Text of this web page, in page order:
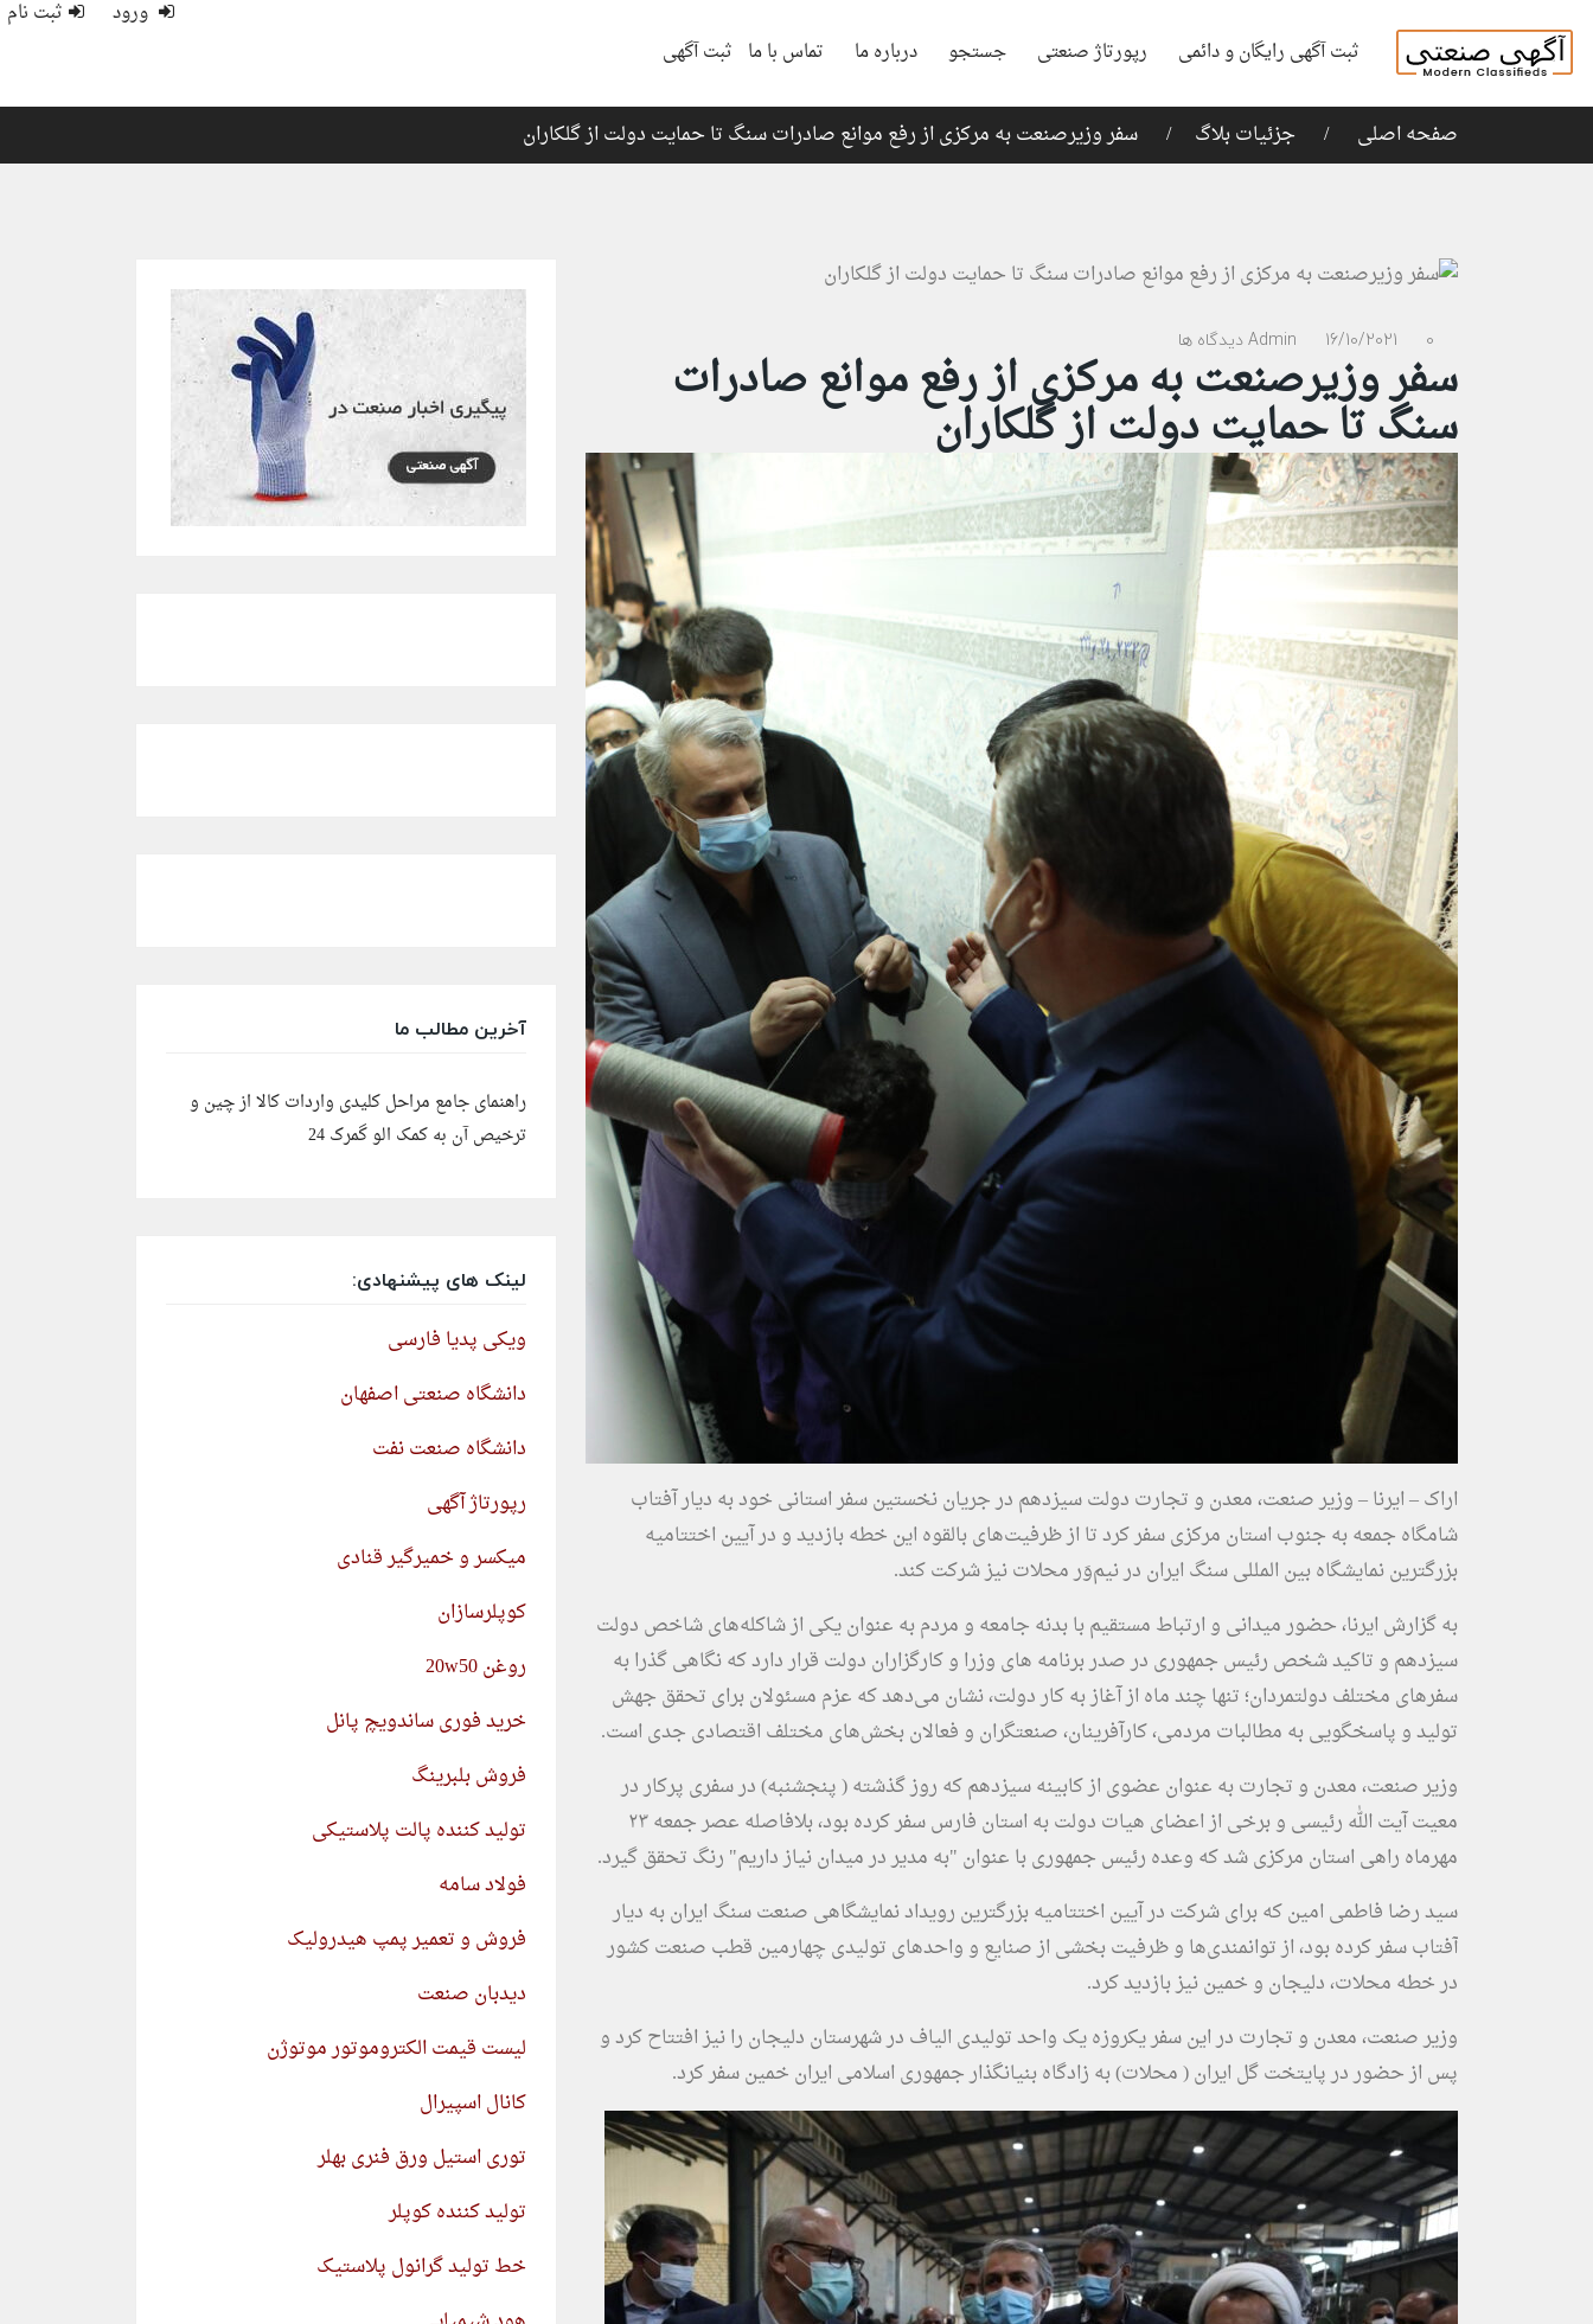
ثبت آگهی رایگان و دائمی رپورتاژ صنعتی جستجو درباره ما تماس با ما ثبت آگهی
ورود ثبت نام
صفحه اصلی جزئیات بلاگ سفر وزیرصنعت به مرکزی از رفع موانع صادرات سنگ تا حمایت دولت از گلکاران
Admin 16/10/2021 0 دیدگاه ها
سفر وزیرصنعت به مرکزی از رفع موانع صادرات
سنگ تا حمایت دولت از گلکاران
اراک – ایرنا – وزیر صنعت، معدن و تجارت دولت سیزدهم در جریان نخستین سفر استانی خود به دیار آفتاب
شامگاه جمعه به جنوب استان مرکزی سفر کرد تا از ظرفیت‌های بالقوه این خطه بازدید و در آیین اختتامیه
بزرگترین نمایشگاه بین المللی سنگ ایران در نیم‌وَر محلات نیز شرکت کند.
به گزارش ایرنا، حضور میدانی و ارتباط مستقیم با بدنه جامعه و مردم به عنوان یکی از شاکله‌های شاخص دولت
سیزدهم و تاکید شخص رئیس جمهوری در صدر برنامه های وزرا و کارگزاران دولت قرار دارد که نگاهی گذرا به
سفرهای مختلف دولتمردان؛ تنها چند ماه از آغاز به کار دولت، نشان می‌دهد که عزم مسئولان برای تحقق جهش
تولید و پاسخگویی به مطالبات مردمی، کارآفرینان، صنعتگران و فعالان بخش‌های مختلف اقتصادی جدی است.
وزیر صنعت، معدن و تجارت به عنوان عضوی از کابینه سیزدهم که روز گذشته ( پنجشنبه) در سفری پرکار در
معیت آیت الله رئیسی و برخی از اعضای هیات دولت به استان فارس سفر کرده بود، بلافاصله عصر جمعه ۲۳
مهرماه راهی استان مرکزی شد که وعده رئیس جمهوری با عنوان "به مدیر در میدان نیاز داریم" رنگ تحقق گیرد.
سید رضا فاطمی امین که برای شرکت در آیین اختتامیه بزرگترین رویداد نمایشگاهی صنعت سنگ ایران به دیار
آفتاب سفر کرده بود، از توانمندی‌ها و ظرفیت بخشی از صنایع و واحدهای تولیدی چهارمین قطب صنعت کشور
در خطه محلات، دلیجان و خمین نیز بازدید کرد.
وزیر صنعت، معدن و تجارت در این سفر یکروزه یک واحد تولیدی الیاف در شهرستان دلیجان را نیز افتتاح کرد و
پس از حضور در پایتخت گل ایران ( محلات) به زادگاه بنیانگذار جمهوری اسلامی ایران خمین سفر کرد.
آخرین مطالب ما
راهنمای جامع مراحل کلیدی واردات کالا از چین و
ترخیص آن به کمک الو گمرک 24
لینک های پیشنهادی:
ویکی پدیا فارسی
دانشگاه صنعتی اصفهان
دانشگاه صنعت نفت
رپورتاژ آگهی
میکسر و خمیرگیر قنادی
کوپلرسازان
روغن 20w50
خرید فوری ساندویچ پانل
فروش بلبرینگ
تولید کننده پالت پلاستیکی
فولاد سامه
فروش و تعمیر پمپ هیدرولیک
دیدبان صنعت
لیست قیمت الکتروموتور موتوژن
کانال اسپیرال
توری استیل ورق فنری بهلر
تولید کننده کوپلر
خط تولید گرانول پلاستیک